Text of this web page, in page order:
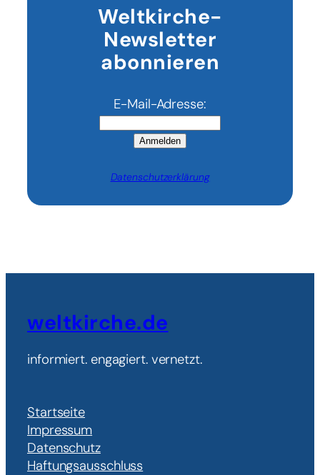
Weltkirche-
Newsletter
abonnieren
E-Mail-Adresse:
Anmelden
Datenschutzerklärung
weltkirche.de
informiert. engagiert. vernetzt.
Startseite
Impressum
Datenschutz
Haftungsausschluss